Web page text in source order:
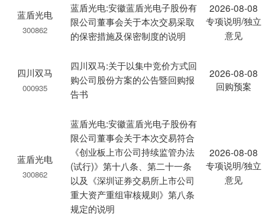
蓝盾光电
300862
蓝盾光电:安徽蓝盾光电子股份有
限公司董事会关于本次交易采取
的保密措施及保密制度的说明
2026-08-08
专项说明/独立
意见
四川双马
000935
四川双马:关于以集中竞价方式回
购公司股份方案的公告暨回购报
告书
2026-08-08
回购预案
蓝盾光电
300862
蓝盾光电:安徽蓝盾光电子股份有
限公司董事会关于本次交易符合
《创业板上市公司持续监管办法
(试行)》第十八条、第二十一条
以及《深圳证券交易所上市公司
重大资产重组审核规则》第八条
规定的说明
2026-08-08
专项说明/独立
意见